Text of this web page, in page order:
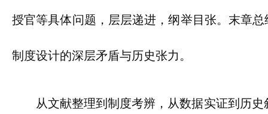
授官等具体问题，层层递进，纲举目张。末章
制度设计的深层矛盾与历史张力。
从文献整理到制度考辨，从数据实证到历